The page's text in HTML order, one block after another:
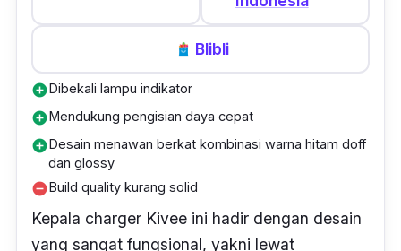
memiliki kapasitas baterai 5.000mAh.
Sebelum diisi dayanya, kapasitas baterai HP
Xiaomi ini ada di persentase 11%. Untuk
mencapai persentase 100%, kepala
ini memerlukan waktu selama 2.5 jam.
Harganya yang murah di angka Rp 20 ribuan
membuat produk yang satu ini sangat pas
bagi kamu yang sedang mencari kepala
Blibli
add_circleDibekali lampu indikator
add_circleMendukung pengisian daya cepat
add_circleDesain menawan berkat kombinasi warna hitam doff
dan glossy
remove_circleBuild quality kurang solid
Kepala charger Kivee ini hadir dengan desain
yang sangat fungsional, yakni lewat